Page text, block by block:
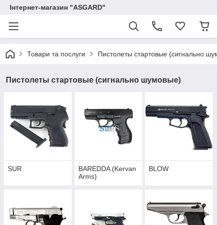
Інтернет-магазин "ASGARD"
Товари та послуги Пистолеты стартовые (сигнально
Пистолеты стартовые (сигнально шумовые)
SUR
BAREDDA (Kervan
Arms)
BLOW